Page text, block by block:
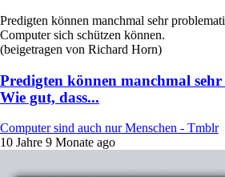
Predigten können manchmal sehr
Computer sich schützen können.
(beigetragen von Richard Horn)
Predigten können manchmal
Wie gut, dass...
Computer sind auch nur Menschen - Tmblr
10 Jahre 9 Monate ago